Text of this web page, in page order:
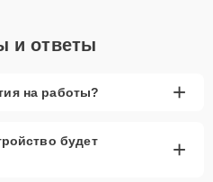
и ответы
на работы? +
будет
+